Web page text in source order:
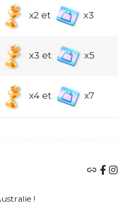
x2 et x3
x3 et x5
x4 et x7
!